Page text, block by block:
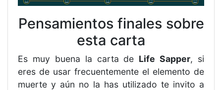
Pensamientos finales sobre
esta carta
Es muy buena la carta de Life Sapper, si
eres de usar frecuentemente el elemento de
muerte y aún no la has utilizado te invito a